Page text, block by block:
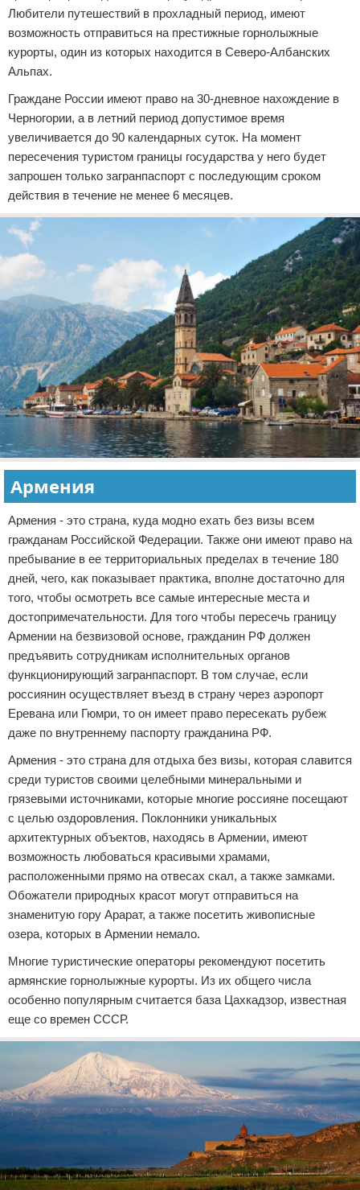
Любители путешествий в прохладный период, имеют
возможность отправиться на престижные горнолыжные
курорты, один из которых находится в Северо-Албанских
Альпах.
Граждане России имеют право на 30-дневное нахождение в
Черногории, а в летний период допустимое время
увеличивается до 90 календарных суток. На момент
пересечения туристом границы государства у него будет
запрошен только загранпаспорт с последующим сроком
действия в течение не менее 6 месяцев.
Армения
Армения - это страна, куда модно ехать без визы всем
гражданам Российской Федерации. Также они имеют право на
пребывание в ее территориальных пределах в течение 180
дней, чего, как показывает практика, вполне достаточно для
того, чтобы осмотреть все самые интересные места и
достопримечательности. Для того чтобы пересечь границу
Армении на безвизовой основе, гражданин РФ должен
предъявить сотрудникам исполнительных органов
функционирующий загранпаспорт. В том случае, если
россиянин осуществляет въезд в страну через аэропорт
Еревана или Гюмри, то он имеет право пересекать рубеж
даже по внутреннему паспорту гражданина РФ.
Армения - это страна для отдыха без визы, которая славится
среди туристов своими целебными минеральными и
грязевыми источниками, которые многие россияне посещают
с целью оздоровления. Поклонники уникальных
архитектурных объектов, находясь в Армении, имеют
возможность любоваться красивыми храмами,
расположенными прямо на отвесах скал, а также замками.
Обожатели природных красот могут отправиться на
знаменитую гору Арарат, а также посетить живописные
озера, которых в Армении немало.
Многие туристические операторы рекомендуют посетить
армянские горнолыжные курорты. Из их общего числа
особенно популярным считается база Цахкадзор, известная
еще со времен СССР.